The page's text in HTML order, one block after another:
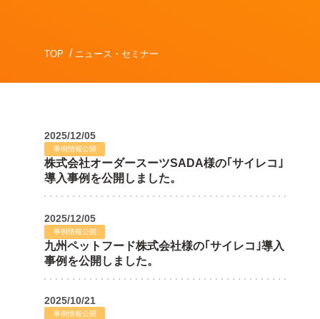
TOP ニュース・セミナー
2025/12/05
事例情報公開
株式会社オーダースーツSADA様の｢サイレコ｣
導入事例を公開しました。
2025/12/05
事例情報公開
九州ペットフード株式会社様の｢サイレコ｣導入
事例を公開しました。
2025/10/21
事例情報公開